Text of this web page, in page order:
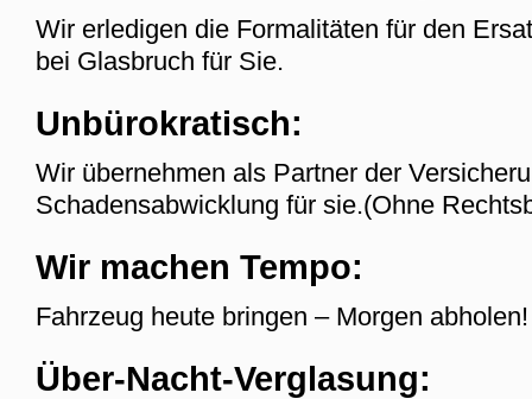
Wir erledigen die Formalitäten für den
bei Glasbruch für Sie.
Unbürokratisch:
Wir übernehmen als Partner der
Schadensabwicklung für sie.(Ohne
Wir machen Tempo:
Fahrzeug heute bringen – Morgen
Über-Nacht-Verglasung: